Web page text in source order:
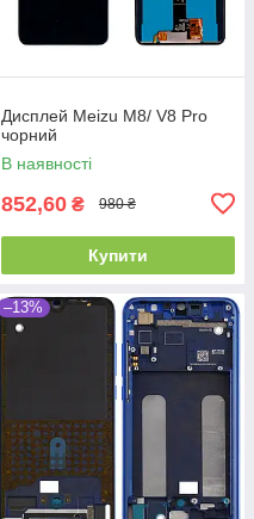
Дисплей Meizu M8/ V8 Pro
чорний
В наявності
852,60 ₴ 980 ₴
Купити
–13%